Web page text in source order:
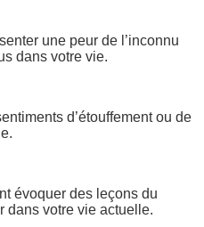
une peur de l’inconnu
dans votre vie.
d’étouffement ou de
évoquer des leçons du
dans votre vie actuelle.